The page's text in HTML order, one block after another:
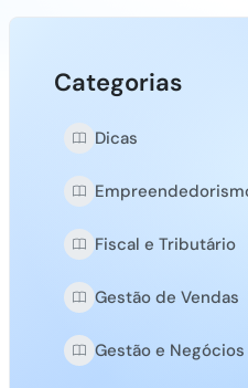
Categorias
Dicas
Fiscal e Tributário
Gestão de Vendas
Gestão e Negócios